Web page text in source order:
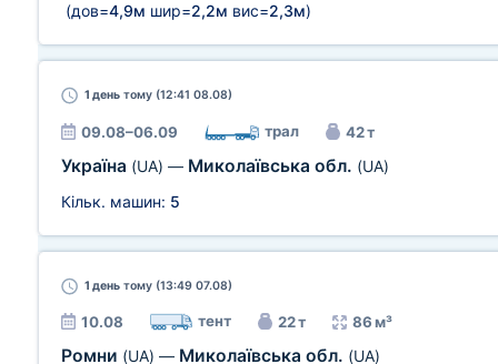
(дов=4,9м шир=2,2м вис=2,3м)
1 день тому (12:41 08.08)
09.08–06.09 трал 42 т
Україна (UA) — Миколаївська обл. (UA)
Кільк. машин: 5
1 день тому (13:49 07.08)
10.08 тент 22 т 86 м³
Ромни (UA) — Миколаївська обл. (UA)